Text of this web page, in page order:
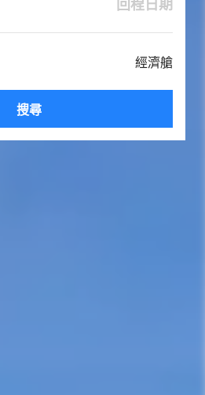
回程日期
經濟艙
搜尋